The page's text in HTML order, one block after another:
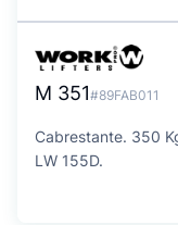
M 351#89FAB011
Cabrestante. 350
LW 155D.